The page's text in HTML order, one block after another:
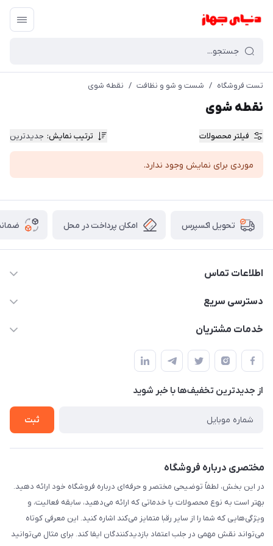
تست فروشگاه / شست و شو و نظافت / نقطه شوی
نقطه شوی
فیلتر محصولات ترتیب نمایش: جدیدترین
موردی برای نمایش وجود ندارد.
تحویل اکسپرس امکان پرداخت در محل
اطلاعات تماس
۰۲۱۰۰۰۰۰۰۰۰
دسترسی سریع
حساب کاربری
لیست محصولات
درباره ما
خدمات مشتریان
قوانین و مقررات
حریم خصوصی
راهنما
از جدید‌ترین تخفیف‌ها با‌ خبر شوید
ثبت
مختصری درباره فروشگاه
در این بخش، لطفاً توضیحی مختصر و حرفه‌ای درباره فروشگاه خود ارائه دهید.
بهتر است به نوع محصولات یا خدماتی که ارائه می‌دهید، سابقه فعالیت، و
ویژگی‌هایی که شما را از سایر رقبا متمایز می‌کند اشاره کنید. این معرفی کوتاه
می‌تواند نقش مهمی در جلب اعتماد بازدیدکنندگان ایفا کند. برای مثال می‌توانید